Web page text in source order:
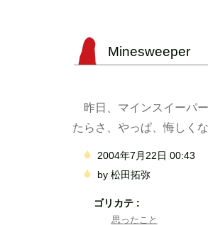
Minesweeper
昨日、マインスイー
たらさ、やっぱ、悔しく
2004年7月22日 00:43
by 松田拓弥
ゴリカテ :
思ったこと